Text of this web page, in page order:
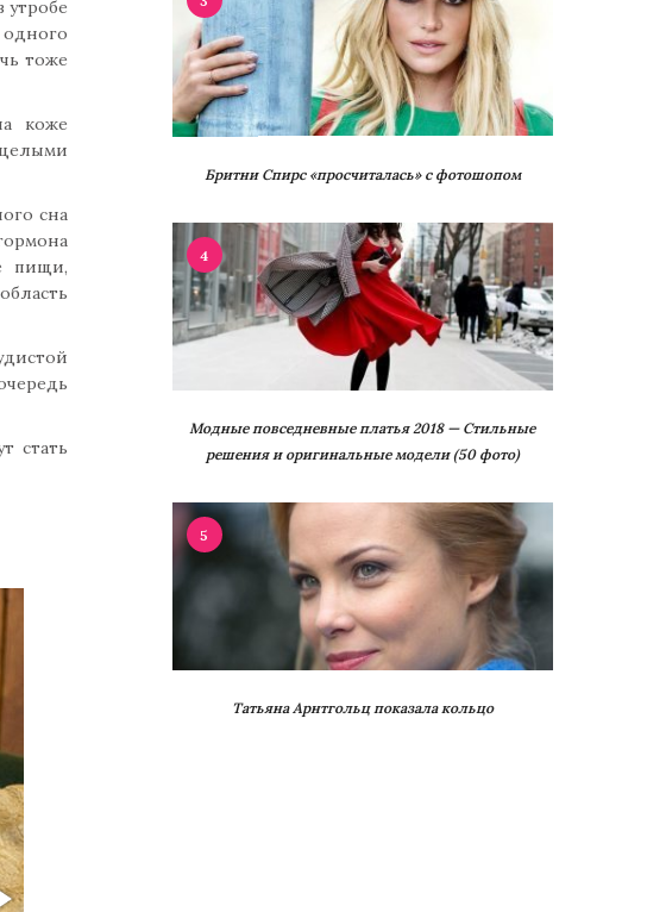
утробе
тоже
коже
сна
пищи,
стать
Бритни Спирс «просчиталась» с фотошопом
4
Модные повседневные платья 2018 — Стильные
решения и оригинальные модели (50 фото)
5
Татьяна Арнтгольц показала кольцо